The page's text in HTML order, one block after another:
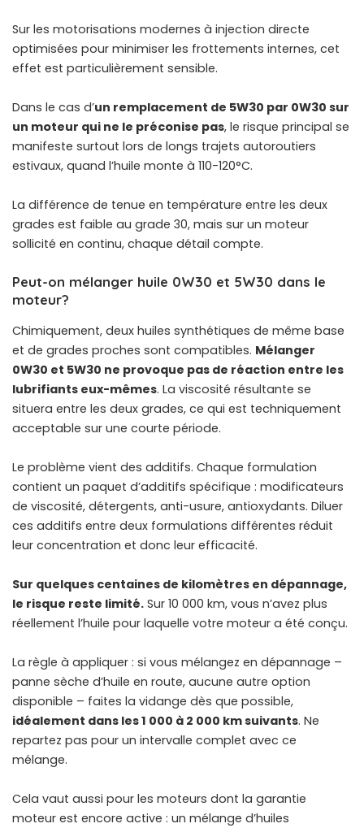
Sur les motorisations modernes à injection directe
optimisées pour minimiser les frottements internes, cet
effet est particulièrement sensible.
Dans le cas d’un remplacement de 5W30 par 0W30 sur
un moteur qui ne le préconise pas, le risque principal se
manifeste surtout lors de longs trajets autoroutiers
estivaux, quand l’huile monte à 110-120°C.
La différence de tenue en température entre les deux
grades est faible au grade 30, mais sur un moteur
sollicité en continu, chaque détail compte.
Peut-on mélanger huile 0W30 et 5W30 dans le
moteur?
Chimiquement, deux huiles synthétiques de même base
et de grades proches sont compatibles. Mélanger
0W30 et 5W30 ne provoque pas de réaction entre les
lubrifiants eux-mêmes. La viscosité résultante se
situera entre les deux grades, ce qui est techniquement
acceptable sur une courte période.
Le problème vient des additifs. Chaque formulation
contient un paquet d’additifs spécifique : modificateurs
de viscosité, détergents, anti-usure, antioxydants. Diluer
ces additifs entre deux formulations différentes réduit
leur concentration et donc leur efficacité.
Sur quelques centaines de kilomètres en dépannage,
le risque reste limité. Sur 10 000 km, vous n’avez plus
réellement l’huile pour laquelle votre moteur a été conçu.
La règle à appliquer : si vous mélangez en dépannage –
panne sèche d’huile en route, aucune autre option
disponible – faites la vidange dès que possible,
idéalement dans les 1 000 à 2 000 km suivants. Ne
repartez pas pour un intervalle complet avec ce
mélange.
Cela vaut aussi pour les moteurs dont la garantie
moteur est encore active : un mélange d’huiles